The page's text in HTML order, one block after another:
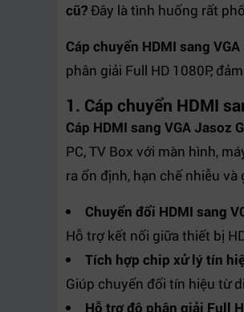
cũ?Đây là tình huống rất
Cáp chuyển HDMI sang
phân giải Full HD 1080P,
1. Cáp chuyển HDMI
Cáp HDMI sang VGA Jasoz
PC, TV Box với màn hình,
ra ổn định, hạn chế nhiễu
Chuyển đổi HDMI sang
Hỗ trợ kết nối giữa thiết bị
Tích hợp chip xử lý tín
Giúp chuyển đổi tín hiệu từ
Hỗ trợ độ phân giải Full